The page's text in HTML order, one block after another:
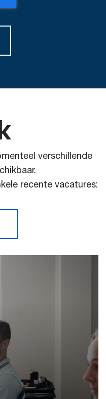
verschillende
recente vacatures: